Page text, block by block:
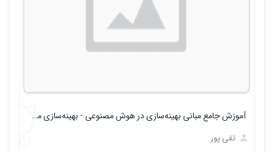
تقی پور